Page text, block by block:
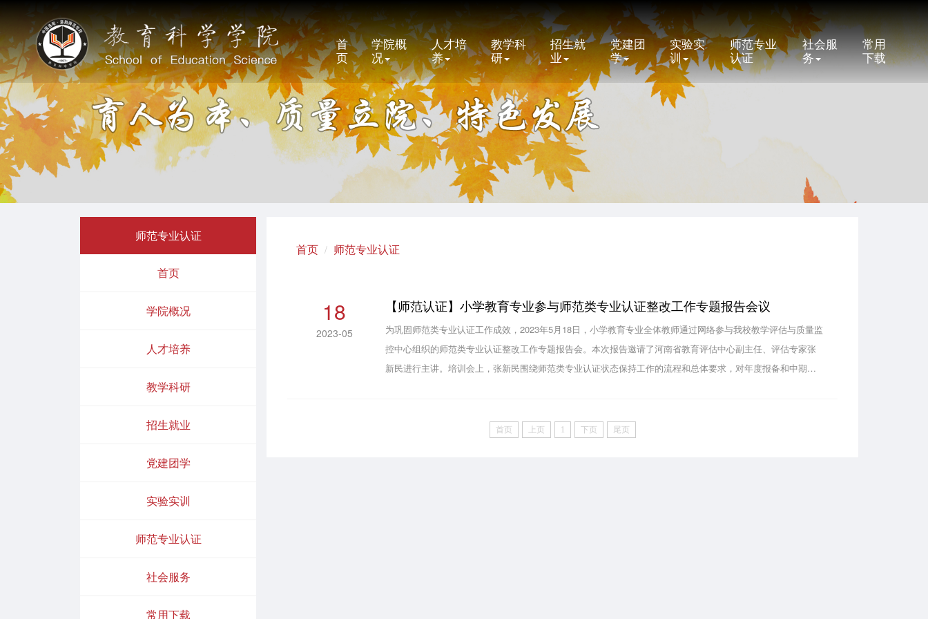
首
页
学院概
况
人才培
养
教学科
研
招生就
业
党建团
学
实验实
训
师范专业
认证
社会服
务
常用
下载
师范专业认证
首页
学院概况
人才培养
教学科研
招生就业
党建团学
实验实训
师范专业认证
社会服务
常用下载
首页 师范专业认证
18
2023-05
【师范认证】小学教育专业参与师范类专业认证整改工作专题报告会议
为巩固师范类专业认证工作成效，2023年5月18日，小学教育专业全体教师通过网络参与我校教学评估与质量监
控中心组织的师范类专业认证整改工作专题报告会。本次报告邀请了河南省教育评估中心副主任、评估专家张
新民进行主讲。培训会上，张新民围绕师范类专业认证状态保持工作的流程和总体要求，对年度报备和中期审
首页 上页 1 下页 尾页